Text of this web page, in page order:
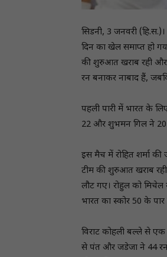
सिडनी, 3 जनवरी
दिन का खेल समाप्त हो
की शुरुआत खराब रही और
रन बनाकर नाबाद हैं,
पहली पारी में भारत के
22 और शुभमन गिल ने 20
इस मैच में रोहित शर्मा
टीम की शुरुआत खराब
लौट गए। रोहुल को
भारत का स्कोर 50 के
विराट कोहली बल्ले से
से पंत और जडेजा ने 44